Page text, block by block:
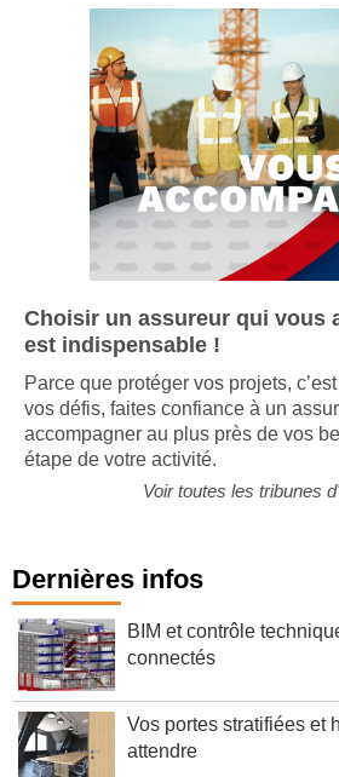
Choisir un assureur qui vous
est indispensable !
Parce que protéger vos projets,
vos défis, faites confiance à un
accompagner au plus près de vos
étape de votre activité.
Voir toutes les tribunes
Dernières infos
BIM et contrôle
connectés
Vos portes stratifiées et
attendre